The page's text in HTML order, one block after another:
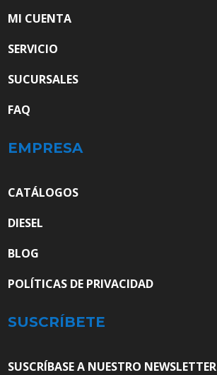
MI CUENTA
SERVICIO
SUCURSALES
FAQ
EMPRESA
CATÁLOGOS
DIESEL
BLOG
POLÍTICAS DE PRIVACIDAD
SUSCRÍBETE
SUSCRÍBASE A NUESTRO NEWSLETTER